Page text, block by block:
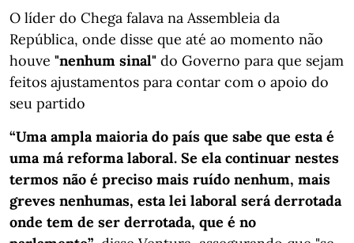
O líder do Chega falava na Assembleia da
República, onde disse que até ao momento não
houve "nenhum sinal" do Governo para que sejam
feitos ajustamentos para contar com o apoio do
seu partido
“Uma ampla maioria do país que sabe que esta é
uma má reforma laboral. Se ela continuar nestes
termos não é preciso mais ruído nenhum, mais
greves nenhumas, esta lei laboral será derrotada
onde tem de ser derrotada, que é no